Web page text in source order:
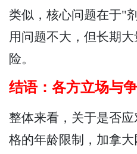
类似，核心问题在于"
用问题不大，但长期
险。
结语：各方立场与
整体来看，关于是否
格的年龄限制，加拿